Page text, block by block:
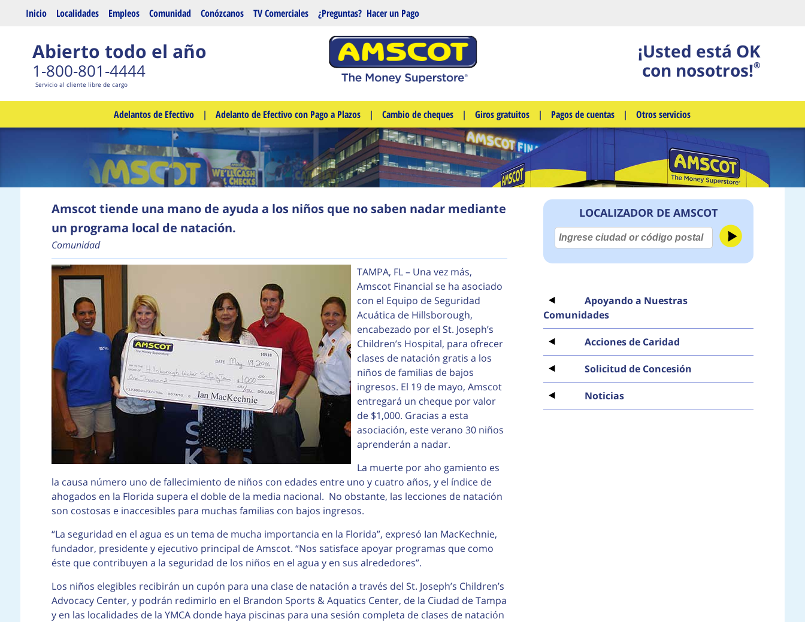
Saltar al contenido principal
Inicio Localidades Empleos Comunidad Conózcanos TV Comerciales ¿Preguntas? Hacer un Pago
Abierto todo el año
1-800-801-4444
Servicio al cliente libre de cargo
¡Usted está OK
con nosotros!®
Adelantos de Efectivo | Adelanto de Efectivo con Pago a Plazos | Cambio de cheques | Giros gratuitos | Pagos de cuentas | Otros servicios
Amscot tiende una mano de ayuda a los niños que no saben nadar mediante
un programa local de natación.
Comunidad
TAMPA, FL – Una vez más,
Amscot Financial se ha asociado
con el Equipo de Seguridad
Acuática de Hillsborough,
encabezado por el St. Joseph’s
Children’s Hospital, para ofrecer
clases de natación gratis a los
niños de familias de bajos
ingresos. El 19 de mayo, Amscot
entregará un cheque por valor
de $1,000. Gracias a esta
asociación, este verano 30 niños
aprenderán a nadar.
La muerte por aho gamiento es
la causa número uno de fallecimiento de niños con edades entre uno y cuatro años, y el índice de
ahogados en la Florida supera el doble de la media nacional. No obstante, las lecciones de natación
son costosas e inaccesibles para muchas familias con bajos ingresos.
“La seguridad en el agua es un tema de mucha importancia en la Florida”, expresó Ian MacKechnie,
fundador, presidente y ejecutivo principal de Amscot. “Nos satisface apoyar programas que como
éste que contribuyen a la seguridad de los niños en el agua y en sus alrededores”.
Los niños elegibles recibirán un cupón para una clase de natación a través del St. Joseph’s Children’s
Advocacy Center, y podrán redimirlo en el Brandon Sports & Aquatics Center, de la Ciudad de Tampa
y en las localidades de la YMCA donde haya piscinas para una sesión completa de clases de natación
LOCALIZADOR DE AMSCOT
Apoyando a Nuestras
Comunidades
Acciones de Caridad
Solicitud de Concesión
Noticias